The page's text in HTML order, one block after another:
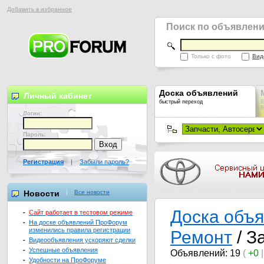
Добавить в избранное
Поиск по
Только с фото
Доска объявлений
быстрый переход
Доска
Ремонт /
Объявлений: 19 ( +0
Личный кабинет
Логин:
Пароль:
Регистрация | Забыли пароль?
Новости Все новости
- Сайт работает в тестовом режиме
- На доске объявлений ПроФорум
изменились правила регистрации
- Видеообъявления ускоряют сделки
- Успешные объявления
- Удобности на ПроФоруме